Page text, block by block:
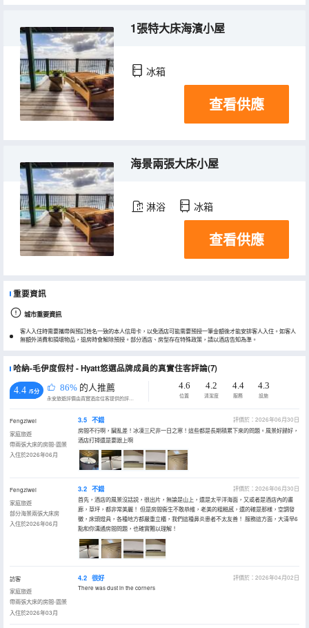
1張特大床海濱小屋
冰箱
查看供應
海景兩張大床小屋
淋浴 冰箱
查看供應
重要資訊
城市重要資訊
客人入住時需要攜帶與預訂姓名一致的本人信用卡，以免酒店可能需要預授一筆金額後才能安排客人入住。如客人
無額外消費和損壞物品，退房時會解除預授。部分酒店、房型存在特殊政策，請以酒店告知為準。
哈納-毛伊度假村 - Hyatt悠選品牌成員的真實住客評論(7)
4.4 /5分 86% 的人推薦
永安旅遊評價由真實酒店住客提供的評價。
4.6
位置
4.2
清潔度
4.4
服務
4.3
設施
Fengziwei
家庭旅遊
帶兩張大床的房間-園景
入住於2026年06月
3.5 不錯
評價於：2026年06月30日
房間不行啊，臟亂差！冰凍三尺非一日之寒！這些都是長期積累下來的問題。風景好歸好，
酒店打掃還是要跟上啊
Fengziwei
家庭旅遊
部分海景兩張大床房
入住於2026年06月
3.2 不錯
評價於：2026年06月30日
首先，酒店的風景沒話説，很出片，無論是山上，還是太平洋海面，又或者是酒店內的畫
廊，草坪，都非常美麗！ 但是房間衞生不敢恭維，老美的粗糙感，還的確是那樣，空調發
黴，床頭燈具，各種地方都嚴重立櫃，我們這種鼻炎患者不太友善！ 服務這方面，大清早6
點和你溝通房間問題，也確實難以理解！
訪客
家庭旅遊
帶兩張大床的房間-園景
入住於2026年03月
4.2 很好
評價於：2026年04月02日
There was dust in the corners